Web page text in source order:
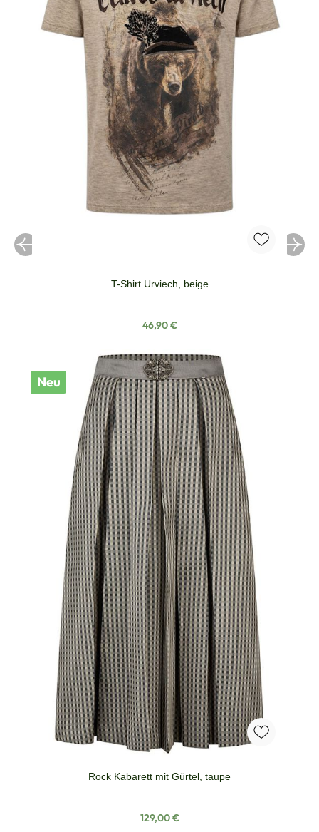
T-Shirt Urviech, beige
Regulärer Preis:
46,90 €
Neu
Rock Kabarett mit Gürtel, taupe
Regulärer Preis:
129,00 €